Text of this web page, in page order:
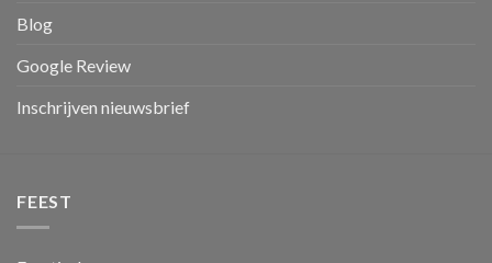
Blog
Google Review
Inschrijven nieuwsbrief
FEEST